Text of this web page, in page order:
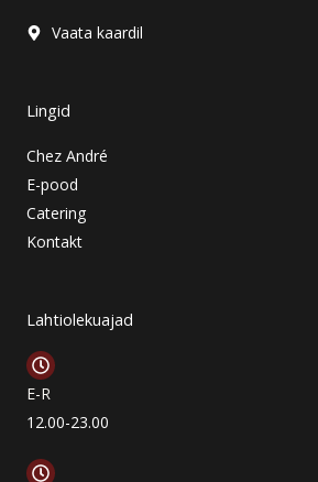
r
Vaata kaardil
Lingid
Chez André
E-pood
Catering
Kontakt
Lahtiolekuajad
E-R
12.00-23.00